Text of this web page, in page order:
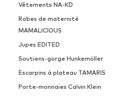
Vêtements NA-KD
Robes de maternité
MAMALICIOUS
Jupes EDITED
Soutiens-gorge Hunkemöller
Escarpins à plateau TAMARIS
Porte-monnaies Calvin Klein